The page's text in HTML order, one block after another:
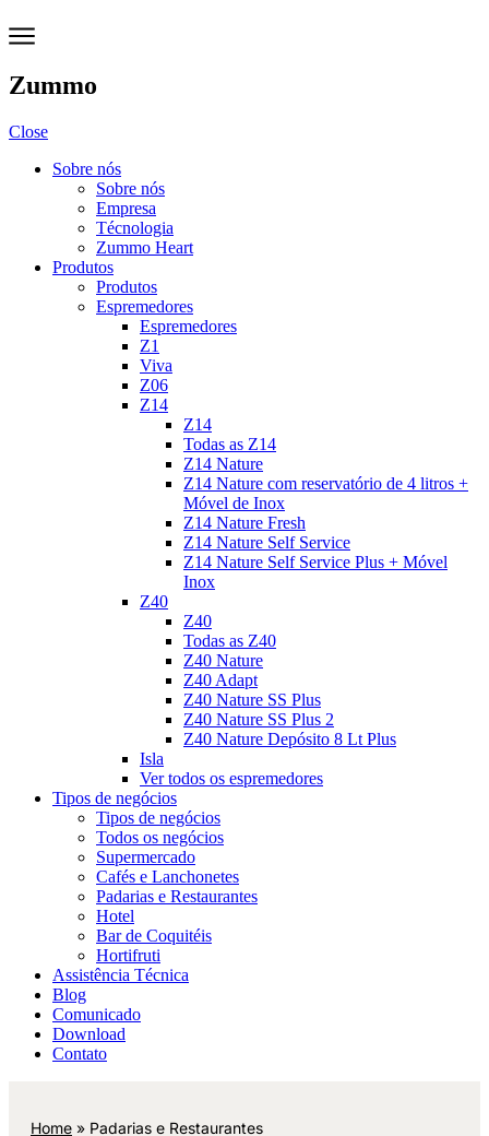
Zummo
Close
Sobre nós
Sobre nós
Empresa
Técnologia
Zummo Heart
Produtos
Produtos
Espremedores
Espremedores
Z1
Viva
Z06
Z14
Z14
Todas as Z14
Z14 Nature
Z14 Nature com reservatório de 4 litros +
Móvel de Inox
Z14 Nature Fresh
Z14 Nature Self Service
Z14 Nature Self Service Plus + Móvel
Inox
Z40
Z40
Todas as Z40
Z40 Nature
Z40 Adapt
Z40 Nature SS Plus
Z40 Nature SS Plus 2
Z40 Nature Depósito 8 Lt Plus
Isla
Ver todos os espremedores
Tipos de negócios
Tipos de negócios
Todos os negócios
Supermercado
Cafés e Lanchonetes
Padarias e Restaurantes
Hotel
Bar de Coquitéis
Hortifruti
Assistência Técnica
Blog
Comunicado
Download
Contato
Home » Padarias e Restaurantes